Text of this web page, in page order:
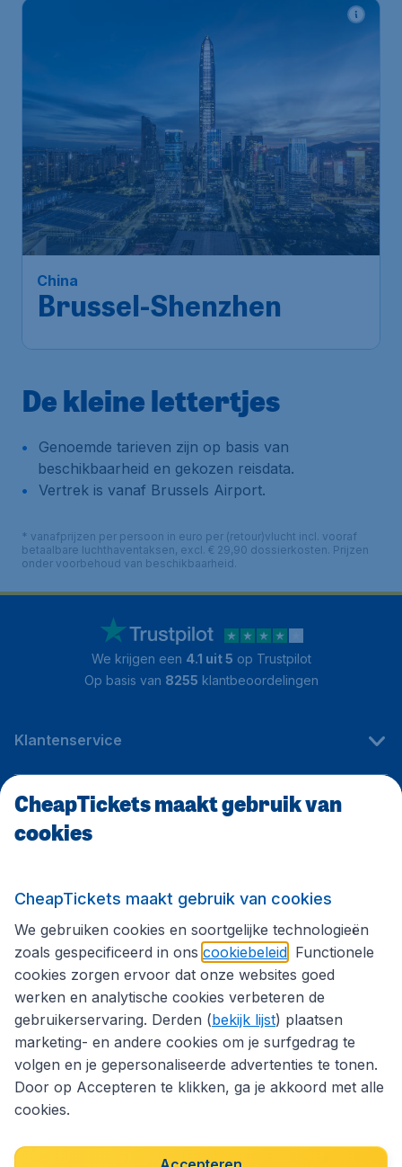
China
Brussel-Shenzhen
De kleine lettertjes
Genoemde tarieven zijn op basis van
beschikbaarheid en gekozen reisdata.
Vertrek is vanaf Brussels Airport.
* vanafprijzen per persoon in euro per (retour)vlucht incl. vooraf
betaalbare luchthaventaksen, excl. € 29,90 dossierkosten. Prijzen
onder voorbehoud van beschikbaarheid.
We krijgen een 4.1 uit 5 op Trustpilot
Op basis van 8255 klantbeoordelingen
Klantenservice
CheapTickets.be
Volg CheapTickets.be
Privacybeleid
CheapTickets maakt gebruik van
cookies
CheapTickets maakt gebruik van cookies
We gebruiken cookies en soortgelijke technologieën
zoals gespecificeerd in ons cookiebeleid . Functionele
cookies zorgen ervoor dat onze websites goed
werken en analytische cookies verbeteren de
gebruikerservaring. Derden (bekijk lijst) plaatsen
marketing- en andere cookies om je surfgedrag te
volgen en je gepersonaliseerde advertenties te tonen.
Door op Accepteren te klikken, ga je akkoord met alle
cookies.